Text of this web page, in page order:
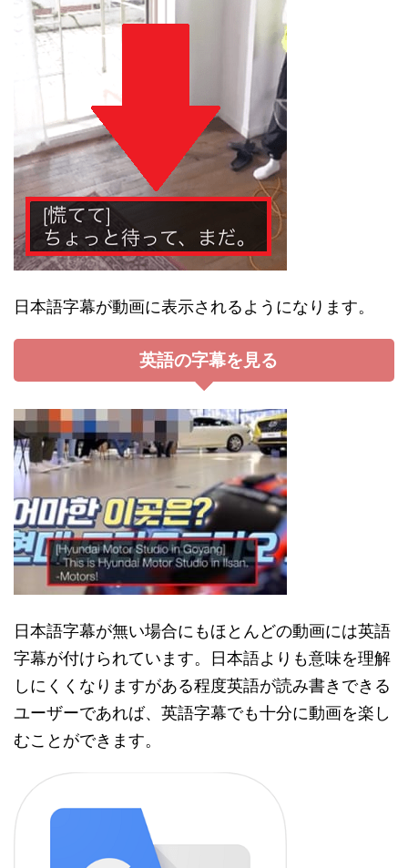
日本語字幕が動画に表示されるようになります。
英語の字幕を見る
日本語字幕が無い場合にもほとんどの動画には英語
字幕が付けられています。日本語よりも意味を理解
しにくくなりますがある程度英語が読み書きできる
ユーザーであれば、英語字幕でも十分に動画を楽し
むことができます。